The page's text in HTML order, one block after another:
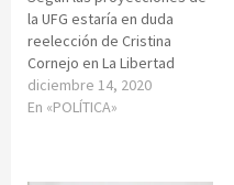
la UFG estaría en duda
reelección de Cristina
Cornejo en La Libertad
diciembre 14, 2020
En «POLÍTICA»